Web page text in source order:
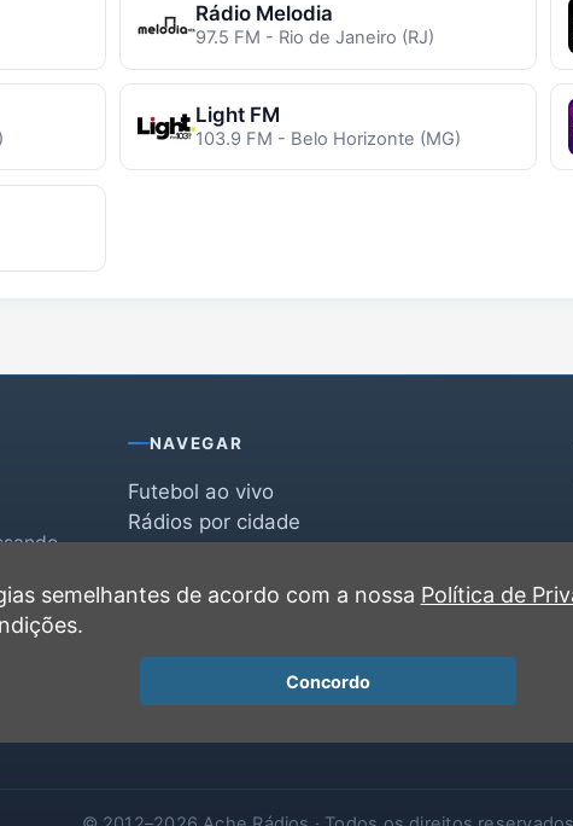
Rádio Melodia
97.5 FM - Rio de Janeiro (RJ)
Light FM
103.9 FM - Belo Horizonte (MG)
NAVEGAR
Futebol ao vivo
Rádios por cidade
Favoritas
semelhantes de acordo com a nossa Política de
Concordo